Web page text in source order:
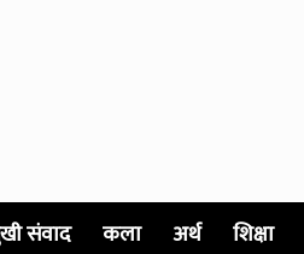
संवाद कला अर्थ शिक्षा